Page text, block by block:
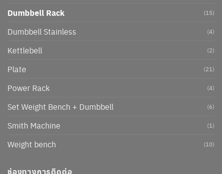
Dumbbell Rack (15)
Dumbbell Stainless (4)
Kettlebell (2)
Plate (21)
Power Rack (4)
Set Weight Bench + Dumbbell (6)
Smith Machine (1)
Weight bench (10)
ช่องทางการติดต่อ